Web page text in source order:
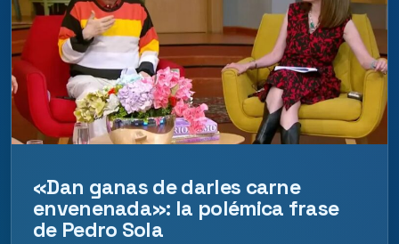
«Dan ganas de darles carne
envenenada»: la polémica frase
de Pedro Sola